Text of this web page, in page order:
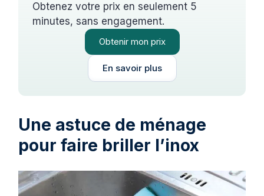
Obtenez votre prix en seulement 5
minutes, sans engagement.
Obtenir mon prix
En savoir plus
Une astuce de ménage
pour faire briller l’inox